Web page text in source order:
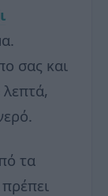
σας και
τα